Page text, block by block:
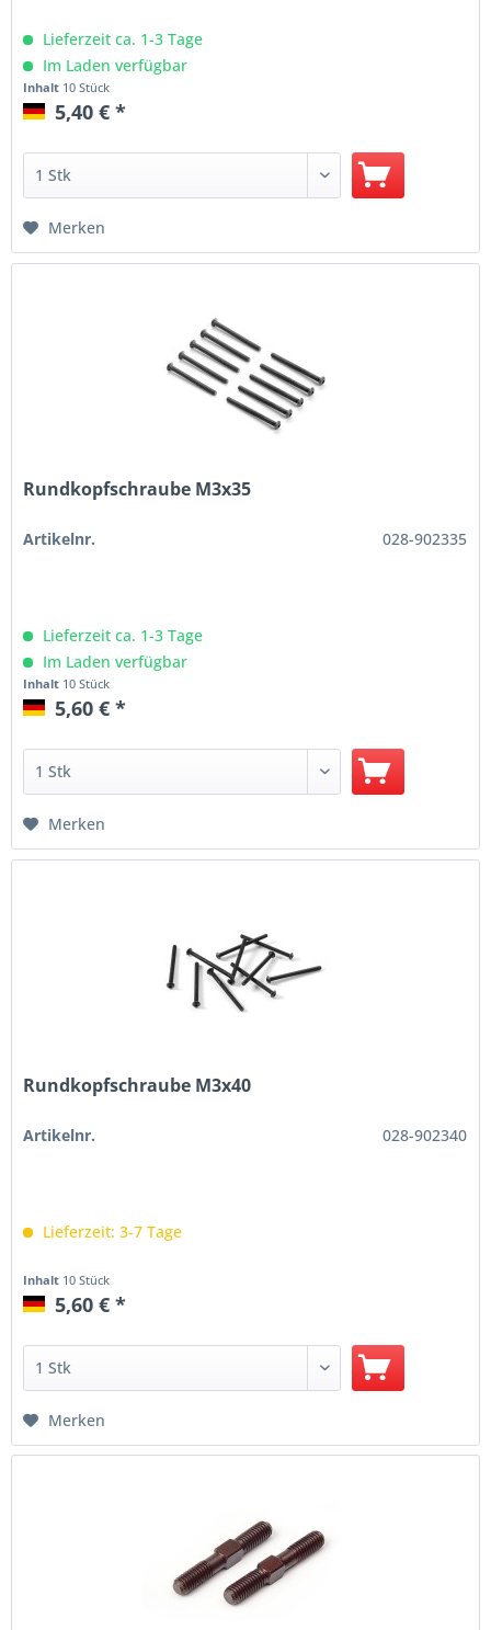
Lieferzeit ca. 1-3 Tage
Im Laden verfügbar
Inhalt 10 Stück
5,40 € *
Merken
Rundkopfschraube M3x35
Artikelnr. 028-902335
Lieferzeit ca. 1-3 Tage
Im Laden verfügbar
Inhalt 10 Stück
5,60 € *
Merken
Rundkopfschraube M3x40
Artikelnr. 028-902340
Lieferzeit: 3-7 Tage
Inhalt 10 Stück
5,60 € *
Merken